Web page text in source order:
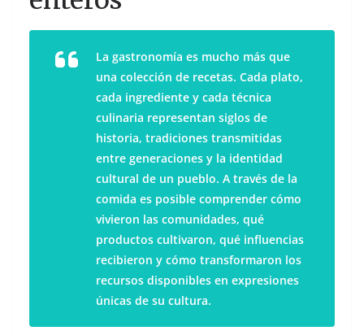
La gastronomía es mucho más que
una colección de recetas. Cada plato,
cada ingrediente y cada técnica
culinaria representan siglos de
historia, tradiciones transmitidas
entre generaciones y la identidad
cultural de un pueblo. A través de la
comida es posible comprender cómo
vivieron las comunidades, qué
productos cultivaron, qué influencias
recibieron y cómo transformaron los
recursos disponibles en expresiones
únicas de su cultura.